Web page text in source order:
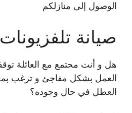
الوصول إلى منازلكم
صيانة
هل و أنت مجتمع مع العائلة
العمل بشكل مفاجئ و ترغب
العطل في حال وجوده؟